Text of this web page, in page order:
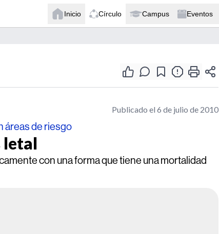
Inicio Círculo Campus Eventos
Publicado el 6 de julio de 2010
áreas de riesgo
letal
con una forma que tiene una mortalidad